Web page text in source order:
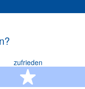
zufrieden
4 Sterne